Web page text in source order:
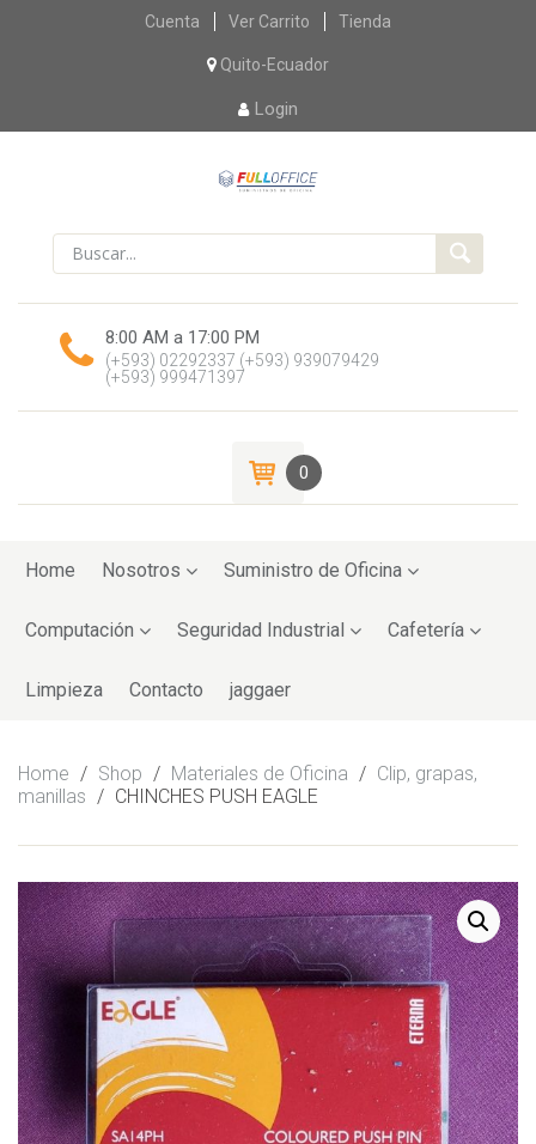
Skip
content
Cuenta Ver Carrito Tienda
Quito-Ecuador
Login
8:00 AM a 17:00 PM
(+593) 02292337 (+593) 939079429
(+593) 999471397
0
toHome Nosotros Suministro de Oficina
Computación Seguridad Industrial Cafetería
Limpieza Contacto jaggaer
Home / Shop / Materiales de Oficina / Clip, grapas,
manillas / CHINCHES PUSH EAGLE